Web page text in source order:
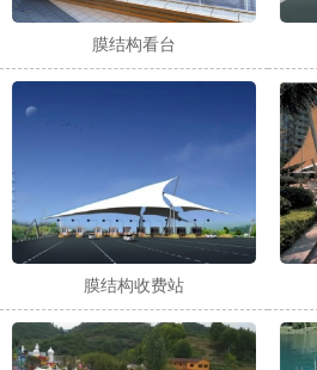
膜结构看台
膜结构收费站